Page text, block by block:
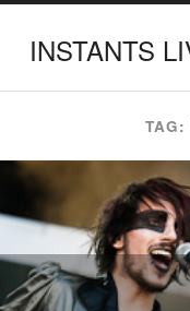
INSTANTS
TAG: